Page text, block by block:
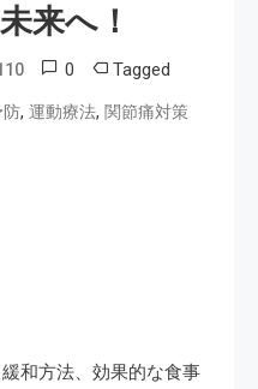
来へ！
0 Tagged
防, 運動療法, 関節痛対策
和方法、効果的な食事